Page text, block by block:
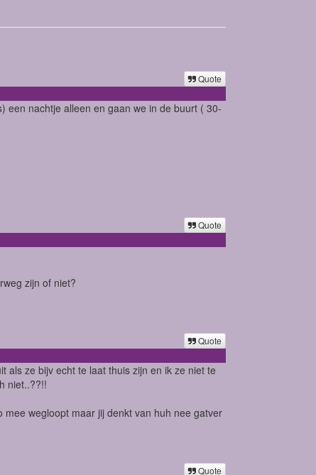
Quote
een nachtje alleen en gaan we in de buurt ( 30-
Quote
zijn of niet?
Quote
als ze bijv echt te laat thuis zijn en ik ze niet te
niet..??!!
wegloopt maar jij denkt van huh nee gatver
Quote